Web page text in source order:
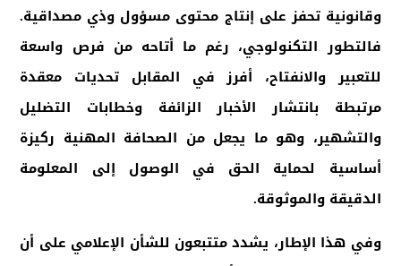
وقانونية تحفز على إنتاج محتوى مسؤول وذي مصداقية.
فالتطور التكنولوجي، رغم ما أتاحه من فرص واسعة
للتعبير والانفتاح، أفرز في المقابل تحديات معقدة
مرتبطة بانتشار الأخبار الزائفة وخطابات التضليل
والتشهير، وهو ما يجعل من الصحافة المهنية ركيزة
أساسية لحماية الحق في الوصول إلى المعلومة
الدقيقة والموثوقة.
وفي هذا الإطار، يشدد متتبعون للشأن الإعلامي على أن